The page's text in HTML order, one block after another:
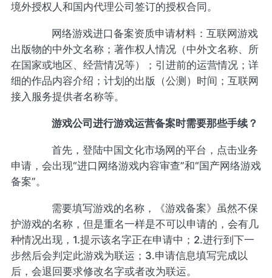
境外授权人和国内代理公司签订的授权合同。
网络游戏进口备案资质申请材料：互联网游戏
出版物的中外文名称；著作权人情况（中外文名称、所
在国家或地区、经营情况等）；引进前的运营情况；详
细的作品内容介绍；计划的出版（公测）时间；互联网
接入服务提供者名称等。
游戏公司进行游戏运营备案时需要那些手续？
首先，登陆中国文化市场网的平台，点击业务
申请，会出现“进口网络游戏内容审查”和“国产网络游戏
备案”。
需要填写游戏的名称，《游戏备案》虽然不保
护游戏的名称，但是重名一样是不可以申请的，会有几
种情况出现，1.提示该名字正在申请中；2.进行到下一
步然后会判定此游戏为联运；3.申请信息填写完成以
后，会退回要求修改名字或者改为联运。